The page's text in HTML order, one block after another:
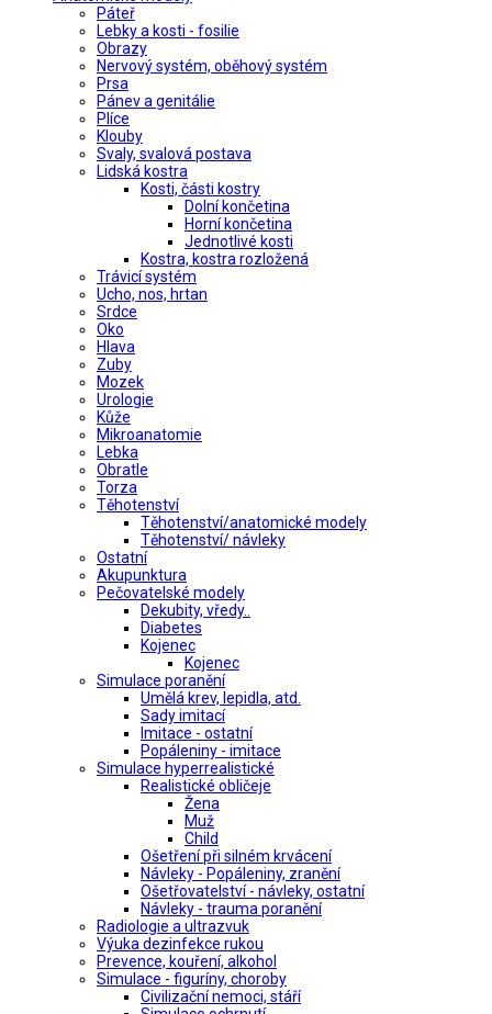
Páteř
Lebky a kosti - fosilie
Obrazy
Nervový systém, oběhový systém
Prsa
Pánev a genitálie
Plíce
Klouby
Svaly, svalová postava
Lidská kostra
Kosti, části kostry
Dolní končetina
Horní končetina
Jednotlivé kosti
Kostra, kostra rozložená
Trávicí systém
Ucho, nos, hrtan
Srdce
Oko
Hlava
Zuby
Mozek
Urologie
Kůže
Mikroanatomie
Lebka
Obratle
Torza
Těhotenství
Těhotenství/anatomické modely
Těhotenství/ návleky
Ostatní
Akupunktura
Pečovatelské modely
Dekubity, vředy..
Diabetes
Kojenec
Kojenec
Simulace poranění
Umělá krev, lepidla, atd.
Sady imitací
Imitace - ostatní
Popáleniny - imitace
Simulace hyperrealistické
Realistické obličeje
Žena
Muž
Child
Ošetření při silném krvácení
Návleky - Popáleniny, zranění
Ošetřovatelství - návleky, ostatní
Návleky - trauma poranění
Radiologie a ultrazvuk
Výuka dezinfekce rukou
Prevence, kouření, alkohol
Simulace - figuríny, choroby
Civilizační nemoci, stáří